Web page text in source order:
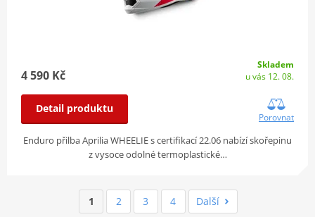
4 590 Kč
Skladem
u vás 12. 08.
Detail produktu
Porovnat
Enduro přilba Aprilia WHEELIE s certifikací 22.06 nabízí skořepinu
z vysoce odolné termoplastické…
1 2 3 4 Další